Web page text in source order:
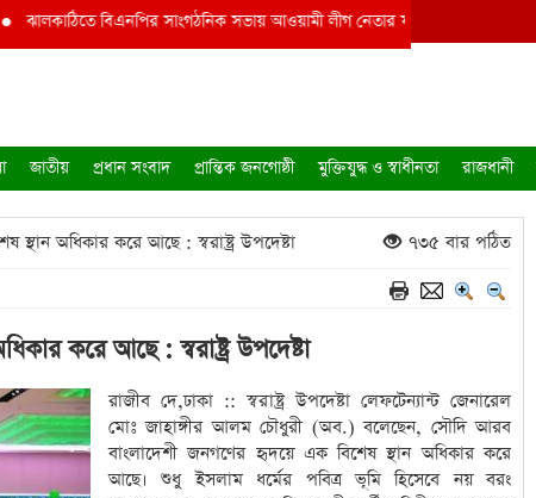
বিএনপির সাংগঠনিক সভায় আওয়ামী লীগ নেতার ফুলেল শুভেচ্ছা
জাতীয় প্রধান সংবাদ প্রান্তিক জনগোষ্ঠী মুক্তিযুদ্ধ ও স্বাধীনতা রাজধানী
অধিকার করে আছে : স্বরাষ্ট্র উপদেষ্টা ৭৩৫ বার পঠিত
করে আছে : স্বরাষ্ট্র উপদেষ্টা
রাজীব দে,ঢাকা :: স্বরাষ্ট্র উপদেষ্টা লেফটেন্যান্ট জেনারেল
মোঃ জাহাঙ্গীর আলম চৌধুরী (অব.) বলেছেন, সৌদি আরব
বাংলাদেশী জনগণের হৃদয়ে এক বিশেষ স্থান অধিকার করে
আছে। শুধু ইসলাম ধর্মের পবিত্র ভূমি হিসেবে নয় বরং